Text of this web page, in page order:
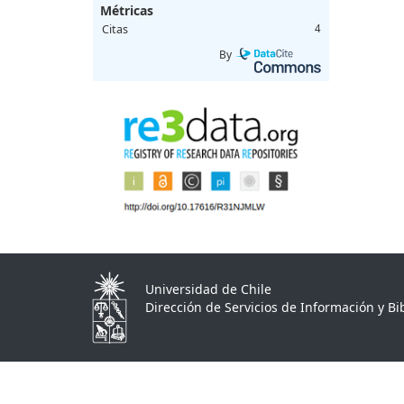
Métricas
Citas 4
By
Universidad de Chile
Dirección de Servicios de Información y